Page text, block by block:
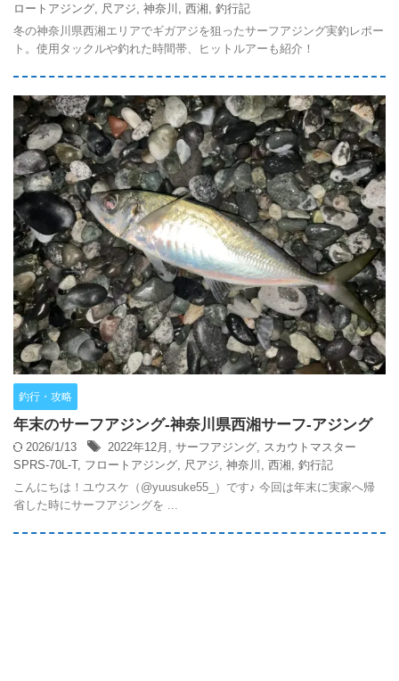
ロートアジング
尺アジ 神奈川 西湘 釣行記
冬の神奈川県西湘エリアでギガアジを狙ったサーフアジング実釣レポー
ト。使用タックルや釣れた時間帯、ヒットルアーも紹介！
釣行・攻略
年末のサーフアジング-神奈川県西湘サーフ-アジング
2026/1/13 2022年12月 , サーフアジング, スカウトマスター
SPRS-70L-T, フロートアジング, 尺アジ, 神奈川 , 西湘, 釣行記
こんにちは！ユウスケ（@yuusuke55_）です♪ 今回は年末に実家へ帰
省した時にサーフアジングを ...